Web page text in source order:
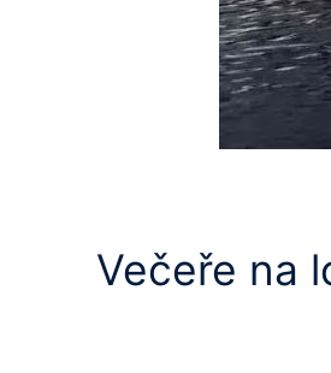
Večeře na